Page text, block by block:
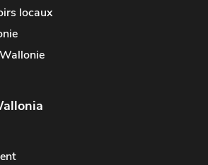
locaux